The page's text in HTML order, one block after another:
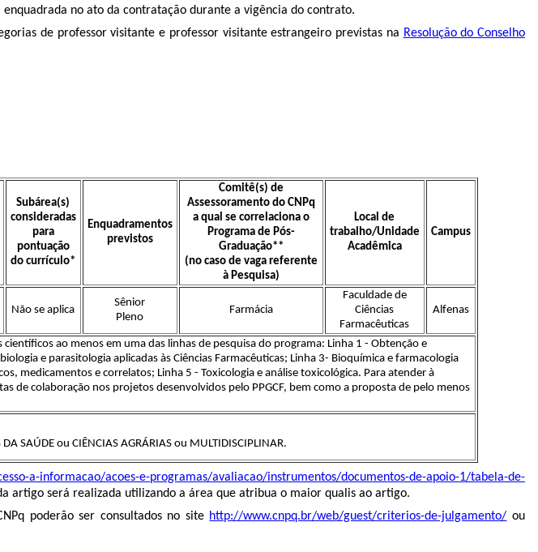
no ato da contratação durante a vigência do contrato.
de professor visitante e professor visitante estrangeiro previstas na Resolução do Conselho
Subárea(s)
consideradas
para
pontuação
do currículo*
Enquadramentos
previstos
Comitê(s) de
Assessoramento do CNPq
a qual se correlaciona o
Programa de Pós-
Graduação**
(no caso de vaga referente
à Pesquisa)
Local de
trabalho/Unidade
Acadêmica
Campus
Não se aplica
Sênior
Pleno
Farmácia
Faculdade de
Ciências
Farmacêuticas
Alfenas
ao menos em uma das linhas de pesquisa do programa: Linha 1 - Obtenção e
e parasitologia aplicadas às Ciências Farmacêuticas; Linha 3- Bioquímica e farmacologia
medicamentos e correlatos; Linha 5 - Toxicologia e análise toxicológica. Para atender à
de colaboração nos projetos desenvolvidos pelo PPGCF, bem como a proposta de pelo menos
SAÚDE ou CIÊNCIAS AGRÁRIAS ou MULTIDISCIPLINAR.
a-informacao/acoes-e-programas/avaliacao/instrumentos/documentos-de-apoio-1/tabela-de-
artigo será realizada utilizando a área que atribua o maior qualis ao artigo.
poderão ser consultados no site http://www.cnpq.br/web/guest/criterios-de-julgamento/ ou